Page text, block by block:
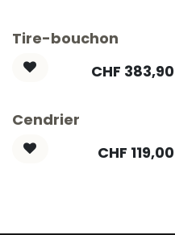
Tire-bouchon
CHF 383,90
Cendrier
CHF 119,00